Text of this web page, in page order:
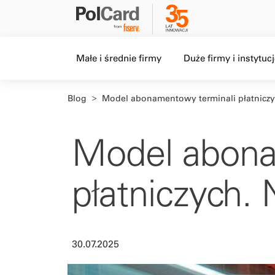
Level 1 menu, Item 1 of 5,
Małe i średnie firmy Level 1 menu, Item 2
Duże firmy i
Blog Model abonamentowy terminali
Model
płatniczych.
30.07.2025